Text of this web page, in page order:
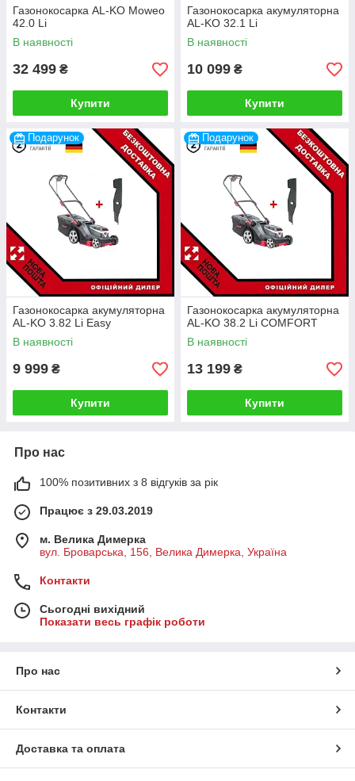
Газонокосарка AL-KO Moweo
42.0 Li
В наявності
32 499 ₴
Купити
Газонокосарка акумуляторна
AL-KO 32.1 Li
В наявності
10 099 ₴
Купити
Подарунок
Газонокосарка акумуляторна
AL-KO 3.82 Li Easy
В наявності
9 999 ₴
Купити
Подарунок
Газонокосарка акумуляторна
AL-KO 38.2 Li COMFORT
В наявності
13 199 ₴
Купити
Про нас
100% позитивних з 8 відгуків за рік
Працює з 29.03.2019
м. Велика Димерка
вул. Броварська, 156, Велика Димерка, Україна
Контакти
Сьогодні вихідний
Показати весь графік роботи
Про нас
Контакти
Доставка та оплата